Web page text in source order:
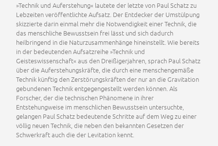
»Technik und Auferstehung« lautete der letzte von Paul Schatz zu
Lebzeiten veröffentlichte Aufsatz. Der Entdecker der Umstülpung
skizzierte darin einmal mehr die Notwendigkeit einer Technik, die
das menschliche Bewusstsein frei lässt und sich dadurch
heilbringend in die Naturzusammenhänge hineinstellt. Wie bereits
in der bedeutenden Aufsatzreihe »Technik und
Geisteswissenschaft« aus den Dreißigerjahren, sprach Paul Schatz
über die Auferstehungskräfte, die durch eine menschengemäße
Technik künftig den Zerstörungskräften der nur an die Gravitation
gebundenen Technik entgegengestellt werden können. Als
Forscher, der die technischen Phänomene in ihrer
Entstehungweise im menschlichen Bewusstsein untersuchte,
gelangen Paul Schatz bedeutende Schritte auf dem Weg zu einer
völlig neuen Technik, die neben den bekannten Gesetzen der
Schwerkraft auch die der Levitation kennt.